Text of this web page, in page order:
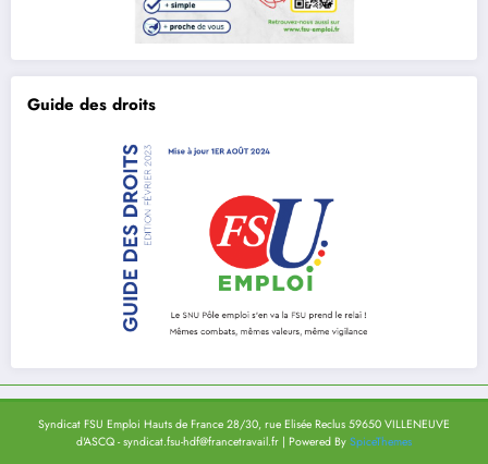
Guide des droits
Syndicat FSU Emploi Hauts de France 28/30, rue Elisée Reclus 59650 VILLENEUVE
d'ASCQ - syndicat.fsu-hdf@francetravail.fr | Powered By SpiceThemes